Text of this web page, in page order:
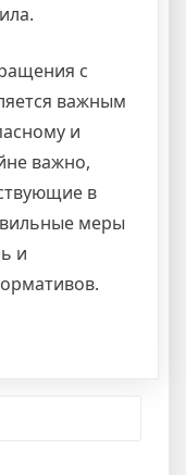
с
важным
и
важно,
в
меры
и